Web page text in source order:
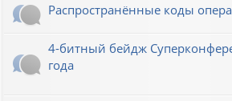
Распространённые коды
4-битный бейдж
года